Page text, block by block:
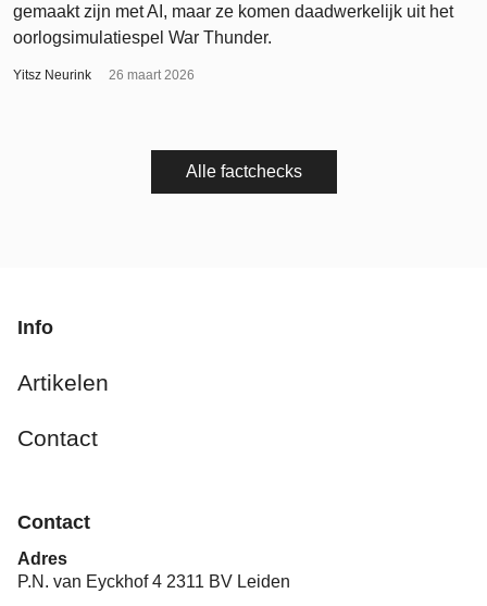
gemaakt zijn met AI, maar ze komen daadwerkelijk uit het
oorlogsimulatiespel War Thunder.
Yitsz Neurink 26 maart 2026
Alle factchecks
Info
Artikelen
Contact
Contact
Adres
P.N. van Eyckhof 4 2311 BV Leiden